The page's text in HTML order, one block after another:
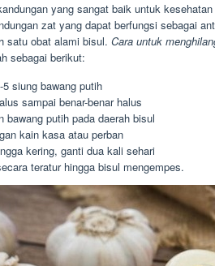
yang sangat baik untuk
zat yang dapat berfungsi sebagai
satu obat alami bisul. Cara untuk
sebagai berikut:
siung bawang putih
sampai benar-benar halus
bawang putih pada daerah bisul
kain kasa atau perban
kering, ganti dua kali sehari
teratur hingga bisul mengempes.